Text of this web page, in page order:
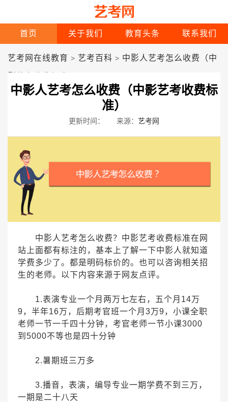
首页 关于我们 教育头条 联系我们
艺考网在线教育 > 艺考百科 > 中影人艺考怎么收费（中
中影人艺考怎么收费（中影艺考收费标
准）
更新时间： 来源： 艺考网
中影人艺考怎么收费？中影艺考收费标准在网
站上面都有标注的，基本上了解一下中影人就知道
学费多少了。都是明码标价的。也可以咨询相关招
生的老师。以下内容来源于网友点评。
1.表演专业一个月两万七左右，五个月14万
9，半年16万，后期考官班一个月3万9，小课全职
老师一节一千四十分钟，考官老师一节小课3000
到5000不等也是四十分钟
2.暑期班三万多
3.播音，表演，编导专业一期学费不到三万，
一期是二十八天